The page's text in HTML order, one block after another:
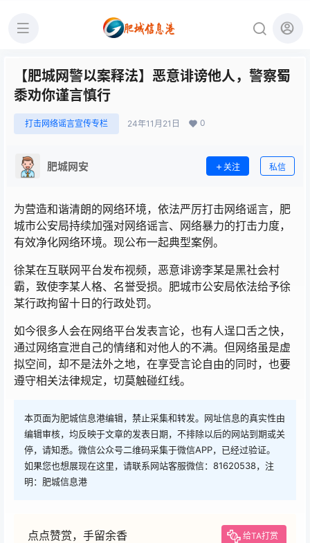
【肥城网警以案释法】恶意诽谤他人，警察蜀
黍劝你谨言慎行
打击网络谣言宣传专栏 24年11月21日 0
肥城网安 关注 私信
为营造和谐清朗的网络环境，依法严厉打击网络谣言，肥
城市公安局持续加强对网络谣言、网络暴力的打击力度，
有效净化网络环境。现公布一起典型案例。
徐某在互联网平台发布视频，恶意诽谤李某是黑社会村
霸，致使李某人格、名誉受损。肥城市公安局依法给予徐
某行政拘留十日的行政处罚。
如今很多人会在网络平台发表言论，也有人逞口舌之快，
通过网络宣泄自己的情绪和对他人的不满。但网络虽是虚
拟空间，却不是法外之地，在享受言论自由的同时，也要
遵守相关法律规定，切莫触碰红线。
本页面为肥城信息港编辑，禁止采集和转发。网址信息的真实性由
编辑审核，均反映于文章的发表日期，不排除以后的网站到期或关
停，请知悉。微信公众号二维码采集于微信APP，已经过验证。
如果您也想展现在这里，请联系网站客服微信：81620538，注
明：肥城信息港
点点赞赏，手留余香 给TA打赏